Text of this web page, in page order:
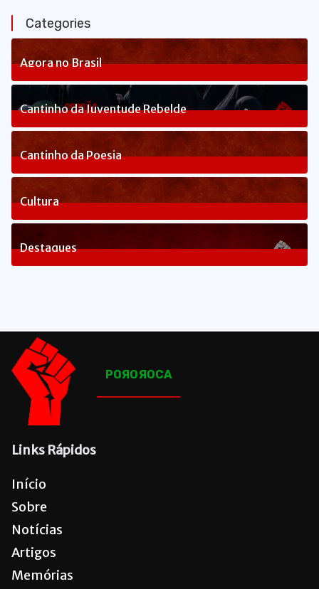
Categories
Agora no Brasil
236Posts
Cantinho da Juventude Rebelde
3Posts
Cantinho da Poesia
1Posts
Cultura
82Posts
Destaques
POЯOЯOCA
Links Rápidos
Início
Sobre
Notícias
Artigos
Memórias